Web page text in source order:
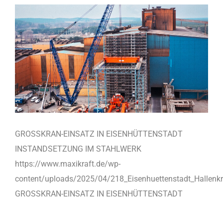
GROSSKRAN-EINSATZ IN EISENHÜTTENSTADT
INSTANDSETZUNG IM STAHLWERK
https://www.maxikraft.de/wp-
content/uploads/2025/04/
GROSSKRAN-EINSATZ IN EISENHÜTTENSTADT